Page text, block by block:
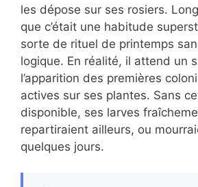
les dépose sur ses rosiers.
que c’était une habitude
sorte de rituel de printemps
logique. En réalité, il attend un
l’apparition des premières
actives sur ses plantes. Sans
disponible, ses larves
repartiraient ailleurs, ou
quelques jours.